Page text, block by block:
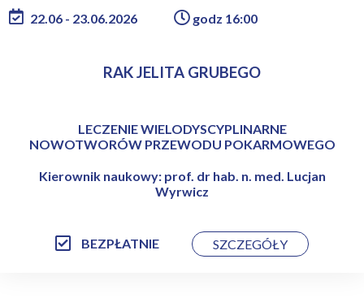
22.06 - 23.06.2026 godz 16:00
RAK JELITA GRUBEGO
LECZENIE WIELODYSCYPLINARNE
NOWOTWORÓW PRZEWODU POKARMOWEGO
Kierownik naukowy: prof. dr hab. n. med. Lucjan
Wyrwicz
BEZPŁATNIE SZCZEGÓŁY